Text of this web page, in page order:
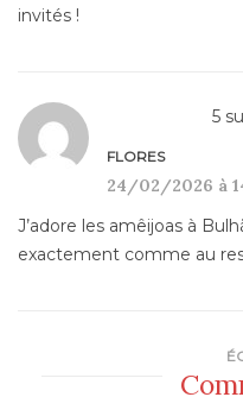
invités !
5
FLORES
24/02/2026 à
J’adore les amêijoas à
exactement comme au